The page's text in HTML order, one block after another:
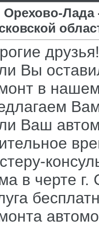
Орехово-
друзья!
Вы
в
Ваш
в черте г.